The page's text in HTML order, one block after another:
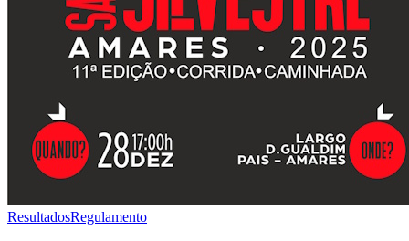
ResultadosRegulamento